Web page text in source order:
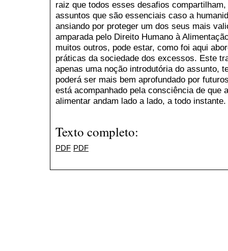
raiz que todos esses desafios
assuntos que são essenciais caso a
ansiando por proteger um dos seus mais
amparada pelo Direito Humano à
muitos outros, pode estar, como foi aqui
práticas da sociedade dos excessos. Este
apenas uma noção introdutória do assunto,
poderá ser mais bem aprofundado por
está acompanhado pela consciência de que
alimentar andam lado a lado, a todo instante.
Texto completo:
PDF PDF